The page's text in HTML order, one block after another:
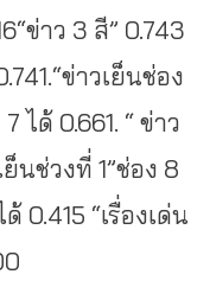
ข่าว 3 สี” 0.743
ข่าวเย็นช่อง
ได้ 0.661. “ ข่าว
นช่วงที่ 1”ช่อง 8
0.415 “เรื่องเด่น